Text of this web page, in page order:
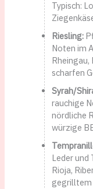
Typisch:
Riesling:
Noten im
Rheingau,
scharfen
Syrah/
rauchige
nördliche
würzige
Leder und
Rioja,
gegrilltem